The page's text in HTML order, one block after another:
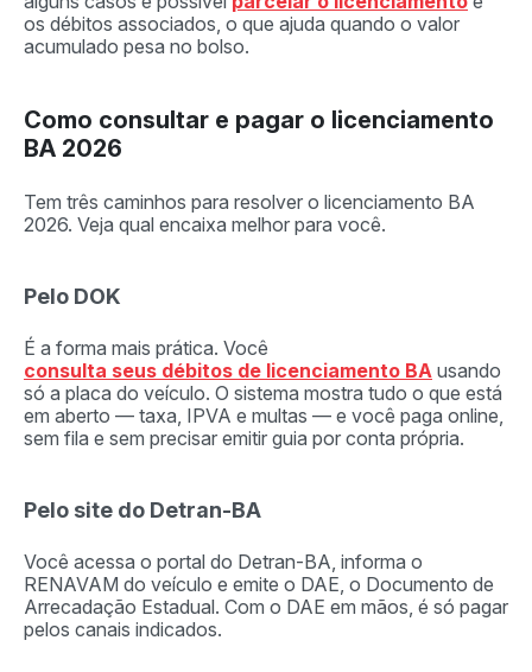
os débitos associados, o que ajuda quando o valor
acumulado pesa no bolso.
Como consultar e pagar o licenciamento
BA 2026
Tem três caminhos para resolver o licenciamento BA
2026. Veja qual encaixa melhor para você.
Pelo DOK
É a forma mais prática. Você
consulta seus débitos de licenciamento BA usando
só a placa do veículo. O sistema mostra tudo o que está
em aberto — taxa, IPVA e multas — e você paga online,
sem fila e sem precisar emitir guia por conta própria.
Pelo site do Detran-BA
Você acessa o portal do Detran-BA, informa o
RENAVAM do veículo e emite o DAE, o Documento de
Arrecadação Estadual. Com o DAE em mãos, é só pagar
pelos canais indicados.